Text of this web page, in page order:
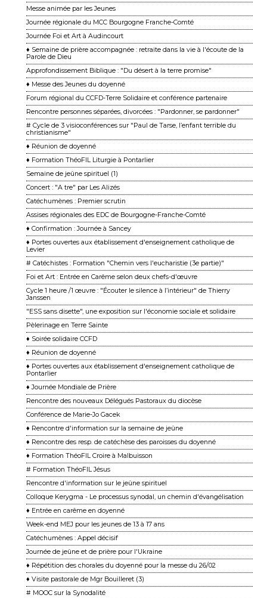
Messe animée par les Jeunes
Journée régionale du MCC Bourgogne Franche-Comté
Journée Foi et Art à Audincourt
♦ Semaine de prière accompagnée : retraite dans la vie à l'écoute de la
Parole de Dieu
Approfondissement Biblique : "Du désert à la terre promise"
♦ Messe des Jeunes du doyenné
Forum régional du CCFD-Terre Solidaire et conférence partenaire
Rencontre personnes séparées, divorcées : "Pardonner, se pardonner"
# Cycle de 3 visioconférences sur "Paul de Tarse, l’enfant terrible du
christianisme"
♦ Réunion de doyenné
♦ Formation ThéoFIL Liturgie à Pontarlier
Semaine de jeûne spirituel (1)
Concert : "A tre" par Les Alizés
Catéchumènes : Premier scrutin
Assises régionales des EDC de Bourgogne-Franche-Comté
♦ Confirmation : Journée à Sancey
♦ Portes ouvertes aux établissement d'enseignement catholique de
Levier
# Catéchistes : Formation "Chemin vers l'eucharistie (3e partie)"
Foi et Art : Entrée en Carême selon deux chefs-d'œuvre
Cycle 1 heure /1 œuvre : "Écouter le silence à l’intérieur" de Thierry
Janssen
"ESS sans disette", une exposition sur l'économie sociale et solidaire
Pèlerinage en Terre Sainte
♦ Soirée solidaire CCFD
♦ Réunion de doyenné
♦ Portes ouvertes aux établissement d'enseignement catholique de
Pontarlier
♦ Journée Mondiale de Prière
Rencontre des nouveaux Délégués Pastoraux du diocèse
Conférence de Marie-Jo Gacek
♦ Rencontre d'information sur la semaine de jeûne
♦ Rencontre des resp. de catéchèse des paroisses du doyenné
♦ Formation ThéoFIL Croire à Malbuisson
# Formation ThéoFIL Jésus
Rencontre d'information sur le jeûne spirituel
Colloque Kerygma - Le processus synodal, un chemin d'évangélisation
♦ Entrée en carême en doyenné
Week-end MEJ pour les jeunes de 13 à 17 ans
Catéchumènes : Appel décisif
Journée de jeûne et de prière pour l'Ukraine
♦ Répétition des chorales du doyenné pour la messe du 26/02
♦ Visite pastorale de Mgr Bouilleret (3)
# MOOC sur la Synodalité